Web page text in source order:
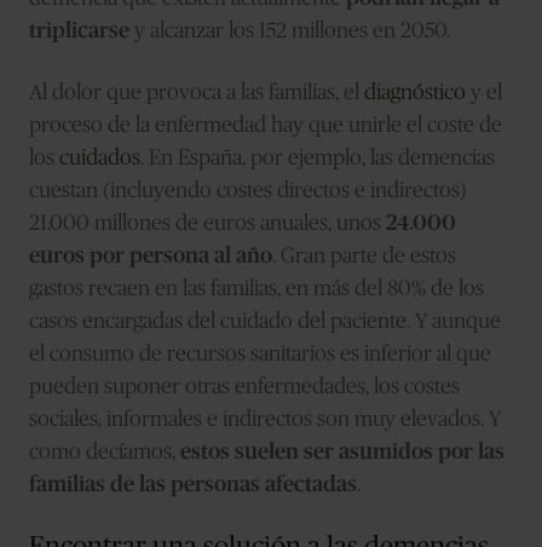
triplicarse y alcanzar los 152 millones en 2050.
Al dolor que provoca a las familias, el diagnóstico y el
proceso de la enfermedad hay que unirle el coste de
los cuidados. En España, por ejemplo, las demencias
cuestan (incluyendo costes directos e indirectos)
21.000 millones de euros anuales, unos 24.000
euros por persona al año. Gran parte de estos
gastos recaen en las familias, en más del 80% de los
casos encargadas del cuidado del paciente. Y aunque
el consumo de recursos sanitarios es inferior al que
pueden suponer otras enfermedades, los costes
sociales, informales e indirectos son muy elevados. Y
como decíamos, estos suelen ser asumidos por las
familias de las personas afectadas.